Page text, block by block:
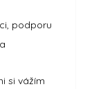
podporu
si vážím